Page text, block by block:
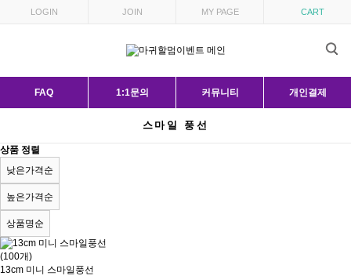
LOGIN JOIN MY PAGE CART
FAQ 1:1문의 커뮤니티 개인결제
스마일 풍선
상품 정렬
낮은가격순
높은가격순
상품명순
13cm 미니 스마일풍선